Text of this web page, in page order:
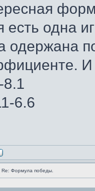
есть одна
одержана
И
8.1
6.6
Re: Формула победы.